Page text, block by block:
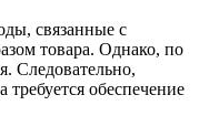
связанные с
товара. Однако, по
Следовательно,
требуется обеспечение